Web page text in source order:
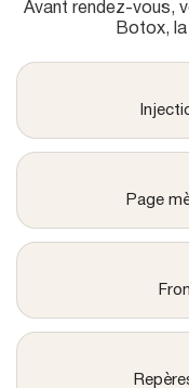
Avant rendez-vous,
Botox,
Page